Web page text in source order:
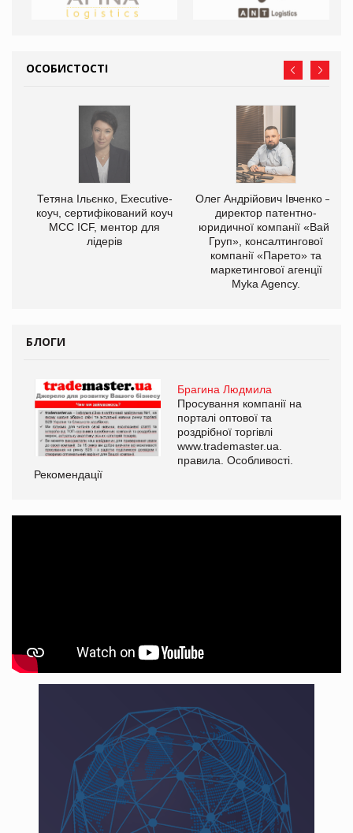
ОСОБИСТОСТІ
Тетяна Ільєнко, Executive-
коуч, сертифікований коуч
МСС ICF, ментор для
лідерів
Олег Андрійович Івченко —
директор патентно-
юридичної компанії «Вайз
Груп», консалтингової
компанії «Парето» та
маркетингової агенції
Myka Agency.
БЛОГИ
Брагина Людмила
Просування компанії на
порталі оптової та
роздрібної торгівлі
www.trademaster.ua.
правила. Особливості.
Рекомендації